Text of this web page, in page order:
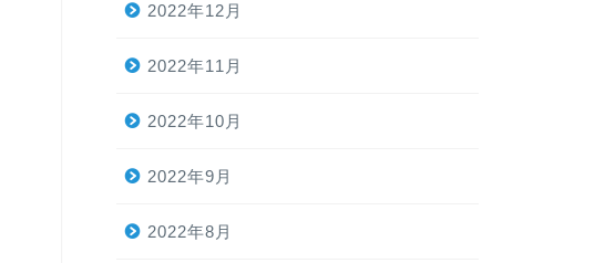
2022年12月
2022年11月
2022年10月
2022年9月
2022年8月